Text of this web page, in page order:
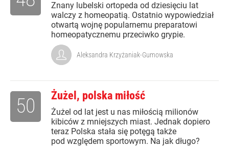
Znany lubelski ortopeda od dziesięciu lat
walczy z homeopatią. Ostatnio wypowiedział
otwartą wojnę popularnemu preparatowi
homeopatycznemu przeciwko grypie.
Aleksandra Krzyżaniak-Gumowska
Żużel, polska miłość
Żużel od lat jest u nas miłością milionów
kibiców z mniejszych miast. Jednak dopiero
teraz Polska stała się potęgą także
pod względem sportowym. Na jak długo?
50